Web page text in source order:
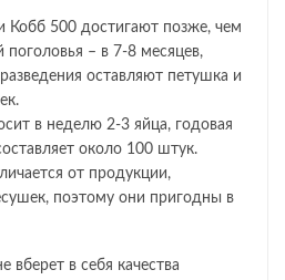
Кобб 500 достигают позже, чем
поголовья – в 7-8 месяцев,
оставляют петушка и
в неделю 2-3 яйца, годовая
около 100 штук.
от продукции,
поэтому они пригодны в
вберет в себя качества